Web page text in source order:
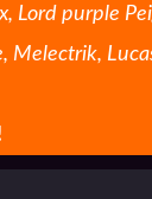
Lord purple
Melectrik,